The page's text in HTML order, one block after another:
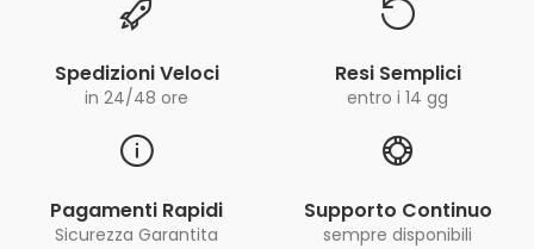
Spedizioni Veloci
in 24/48 ore
Resi Semplici
entro i 14 gg
Pagamenti Rapidi
Sicurezza Garantita
Supporto Continuo
sempre disponibili